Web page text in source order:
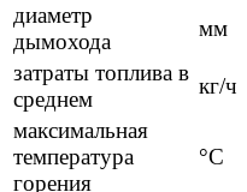
диаметр
дымохода
мм
затраты топлива в
среднем
кг/ч
максимальная
температура
горения
°C